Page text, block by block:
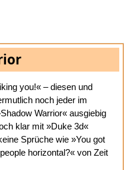
you!« – diesen und
noch jeder im
Warrior« ausgiebig
klar mit »Duke 3d«
Sprüche wie »You got
horizontal?« von Zeit